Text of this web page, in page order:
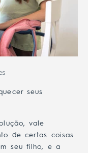
seus
vale
de certas coisas
seu filho, e a